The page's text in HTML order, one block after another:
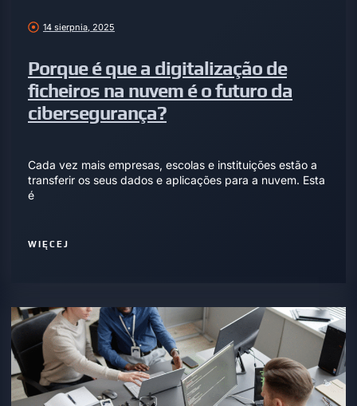
14 sierpnia, 2025
Porque é que a digitalização de
ficheiros na nuvem é o futuro da
cibersegurança?
Cada vez mais empresas, escolas e instituições estão a
transferir os seus dados e aplicações para a nuvem. Esta
é
WIĘCEJ